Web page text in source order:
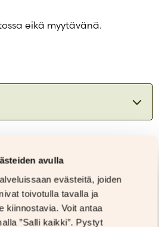
avulla
evästeitä, joiden
toivotulla tavalla ja
kiinnostavia. Voit antaa
”Salli kaikki”. Pystyt
eikä myytävänä.
kirjoja